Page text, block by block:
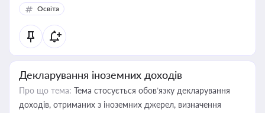
Освіта
Декларування іноземних доходів
Про що тема: Тема стосується обов’язку декларування
доходів, отриманих з іноземних джерел, визначення